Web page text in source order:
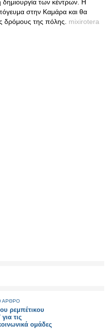
των κέντρων. Η
στην Καμάρα και θα
δρόμους της πόλης. mixirotera
ΑΡΘΡΟ
ρεμπέτικου
τις
ομάδες